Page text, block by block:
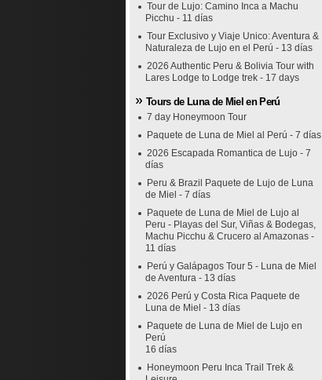
Tour de Lujo: Camino Inca a Machu
Picchu - 11 días
Tour Exclusivo y Viaje Unico: Aventura &
Naturaleza de Lujo en el Perú - 13 días
2026 Authentic Peru & Bolivia Tour with
Lares Lodge to Lodge trek - 17 days
Tours de Luna de Miel en Perú
7 day Honeymoon Tour
Paquete de Luna de Miel al Perú - 7 días
2026 Escapada Romantica de Lujo - 7
días
Peru & Brazil Paquete de Lujo de Luna
de Miel - 7 días
Paquete de Luna de Miel de Lujo al
Peru - Playas del Sur, Viñas & Bodegas,
Machu Picchu & Crucero al Amazonas -
11 días
Perú y Galápagos Tour 5 - Luna de Miel
de Aventura - 13 días
2026 Perú y Costa Rica Paquete de
Luna de Miel - 13 días
Paquete de Luna de Miel de Lujo en
Perú
16 días
Honeymoon Peru Inca Trail Trek &